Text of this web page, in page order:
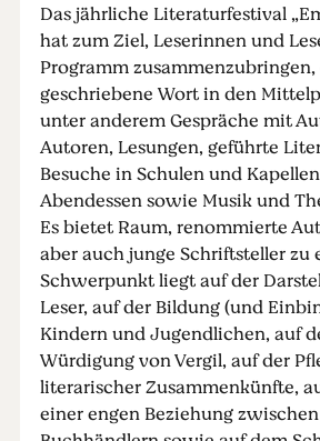
Das jährliche Literaturfestival
hat zum Ziel, Leserinnen und
Programm zusammenzubringen,
geschriebene Wort in den
unter anderem Gespräche mit
Autoren, Lesungen, geführte
Besuche in Schulen und
Abendessen sowie Musik und
Es bietet Raum, renommierte
aber auch junge Schriftsteller zu
Schwerpunkt liegt auf der
Leser, auf der Bildung (und
Kindern und Jugendlichen, auf
Würdigung von Vergil, auf der
literarischer Zusammenkünfte,
einer engen Beziehung